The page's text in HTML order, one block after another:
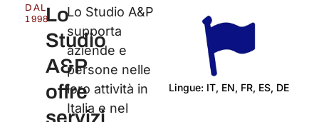
DAL
1998Lo
Studio
A&P
offre
Lo Studio A&P
supporta
aziende e
persone nelle
loro attività in
Italia e nel
Lingue: IT, EN, FR, ES, DE